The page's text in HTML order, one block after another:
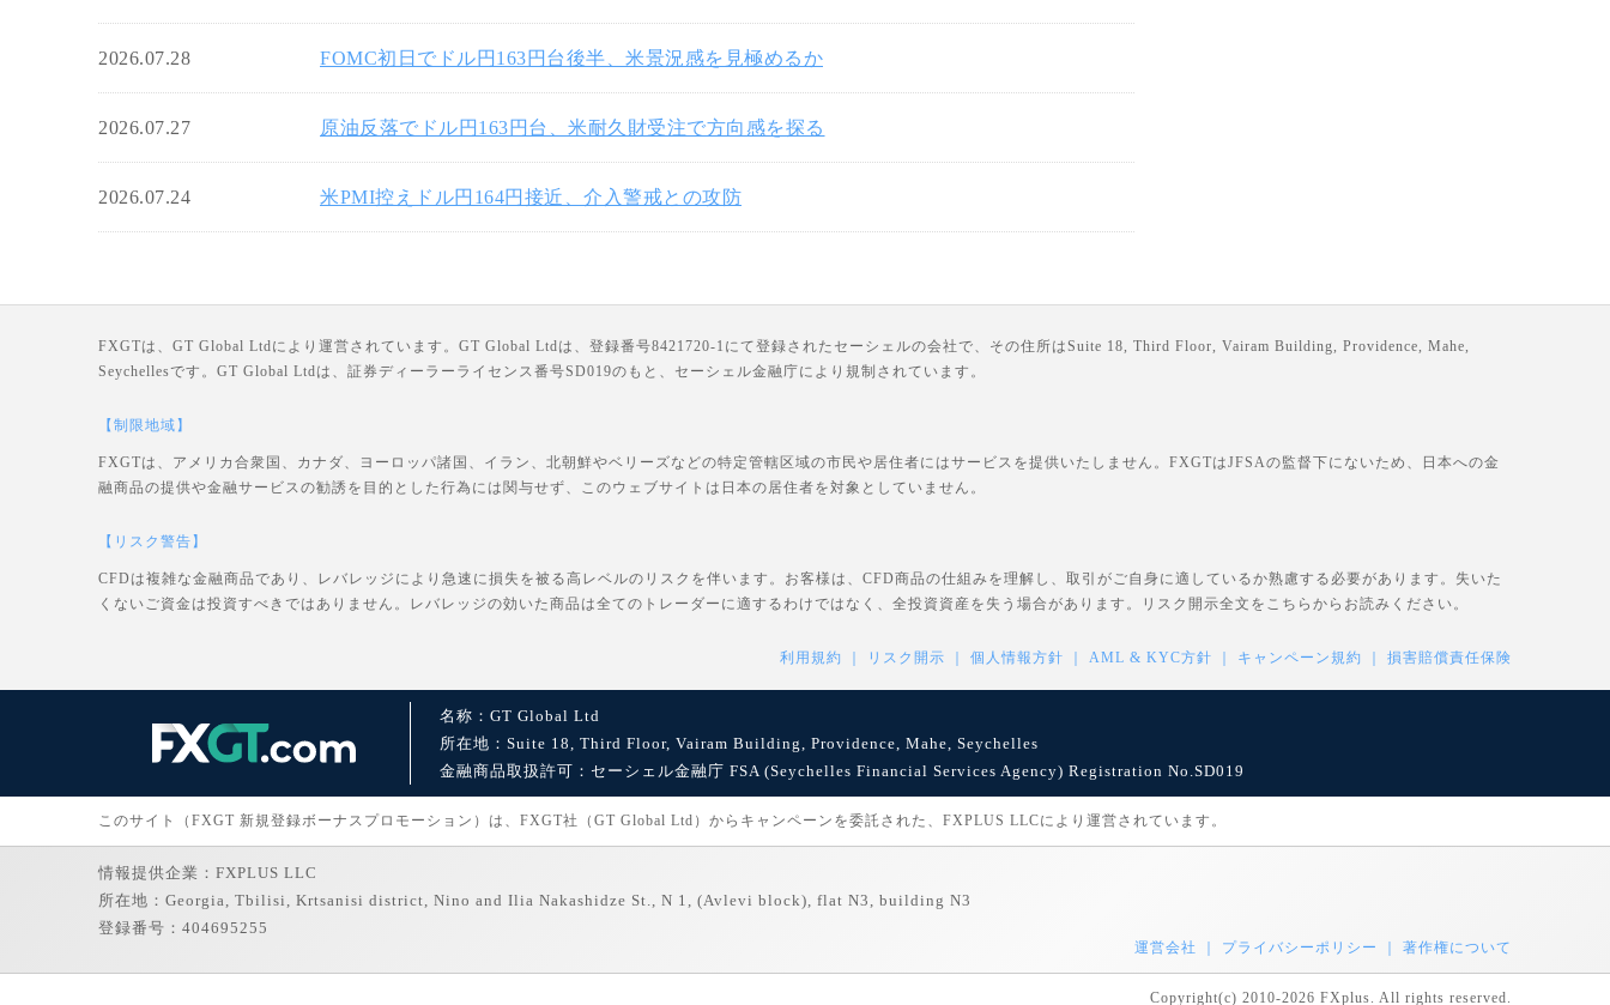
2026.07.28 FOMC初日でドル円163円台後半、米景況感を見極めるか
2026.07.27 原油反落でドル円163円台、米耐久財受注で方向感を探る
2026.07.24 米PMI控えドル円164円接近、介入警戒との攻防
FXGTは、GT Global Ltdにより運営されています。GT Global Ltdは、登録番号8421720-1にて登録されたセーシェルの会社で、その住所はSuite 18, Third Floor, Vairam Building, Providence, Mahe,
Seychellesです。GT Global Ltdは、証券ディーラーライセンス番号SD019のもと、セーシェル金融庁により規制されています。
【制限地域】
FXGTは、アメリカ合衆国、カナダ、ヨーロッパ諸国、イラン、北朝鮮やベリーズなどの特定管轄区域の市民や居住者にはサービスを提供いたしません。FXGTはJFSAの監督下にないため、日本への金
融商品の提供や金融サービスの勧誘を目的とした行為には関与せず、このウェブサイトは日本の居住者を対象としていません。
【リスク警告】
CFDは複雑な金融商品であり、レバレッジにより急速に損失を被る高レベルのリスクを伴います。お客様は、CFD商品の仕組みを理解し、取引がご自身に適しているか熟慮する必要があります。失いた
くないご資金は投資すべきではありません。レバレッジの効いた商品は全てのトレーダーに適するわけではなく、全投資資産を失う場合があります。リスク開示全文を こちら からお読みください。
利用規約 リスク開示 個人情報方針 AML & KYC方針 キャンペーン規約 損害賠償責任保険
名称：GT Global Ltd
所在地：Suite 18, Third Floor, Vairam Building, Providence, Mahe, Seychelles
金融商品取扱許可：セーシェル金融庁 FSA (Seychelles Financial Services Agency) Registration No.SD019
このサイト（FXGT 新規登録ボーナスプロモーション）は、FXGT社（GT Global Ltd）からキャンペーンを委託された、FXPLUS LLCにより運営されています。
情報提供企業：FXPLUS LLC
所在地：Georgia, Tbilisi, Krtsanisi district, Nino and Ilia Nakashidze St., N 1, (Avlevi block), flat N3, building N3
登録番号：404695255
運営会社 プライバシーポリシー 著作権について
Copyright(c) 2010-2026 FXplus. All rights reserved.